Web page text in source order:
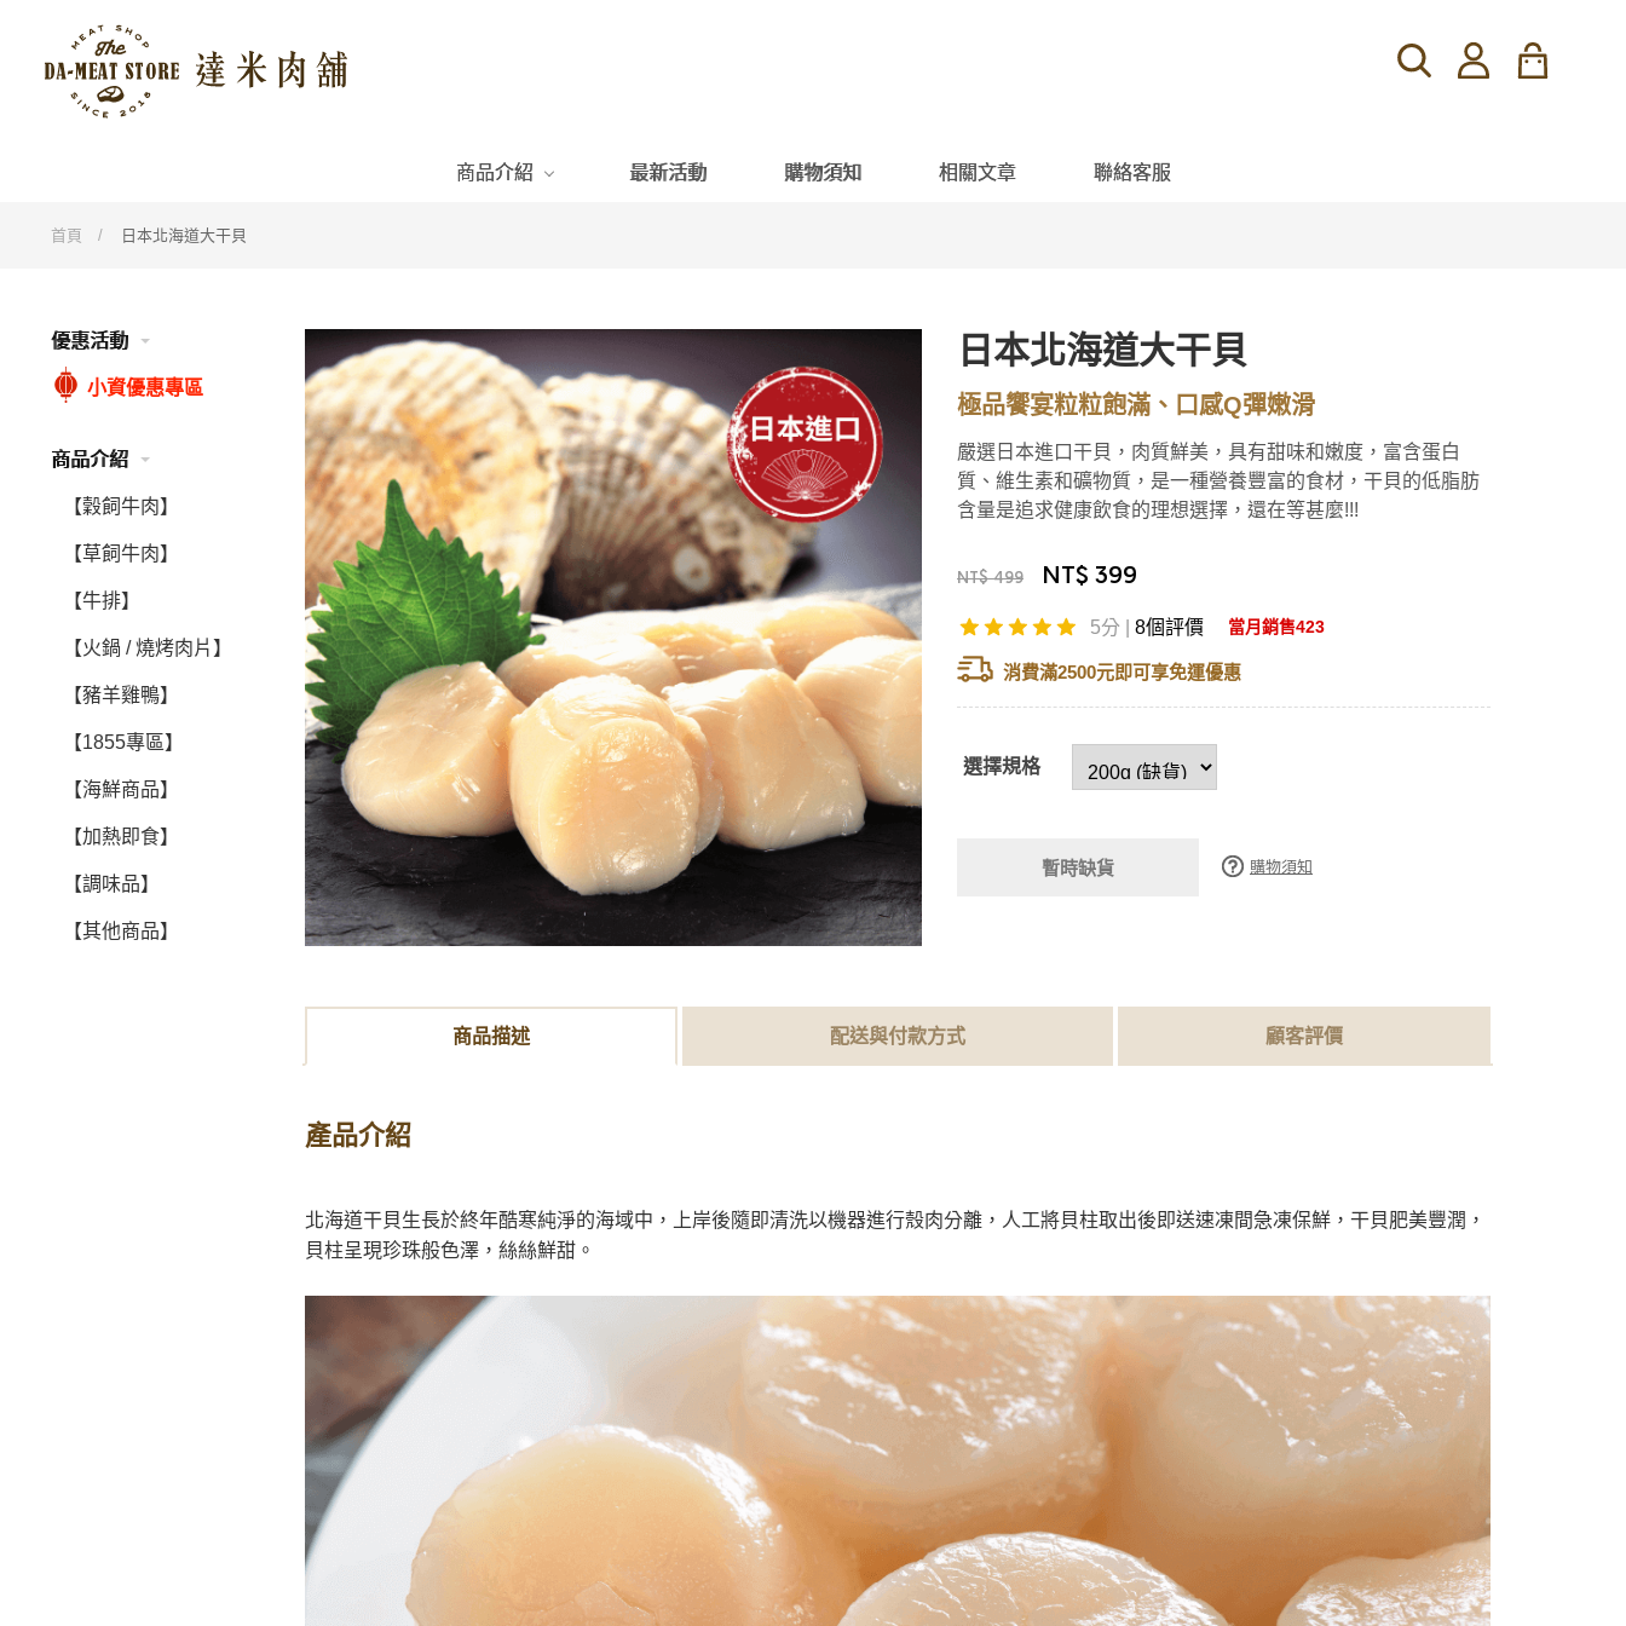
商品介紹 最新活動 購物須知 相關文章 聯絡客服
首頁 日本北海道大干貝
優惠活動
小資優惠專區
商品介紹
【穀飼牛肉】
【草飼牛肉】
【牛排】
【火鍋 / 燒烤肉片】
【豬羊雞鴨】
【1855專區】
【海鮮商品】
【加熱即食】
【調味品】
【其他商品】
日本北海道大干貝
極品饗宴粒粒飽滿、口感Q彈嫩滑
嚴選日本進口干貝，肉質鮮美，具有甜味和嫩度，富含蛋白
質、維生素和礦物質，是一種營養豐富的食材，干貝的低脂肪
含量是追求健康飲食的理想選擇，還在等甚麼!!!
NT$ 499 NT$ 399
5分 | 8個評價 當月銷售423
消費滿2500元即可享免運優惠
選擇規格
暫時缺貨 購物須知
商品描述 配送與付款方式 顧客評價
產品介紹
北海道干貝生長於終年酷寒純淨的海域中，上岸後隨即清洗以機器進行殼肉分離，人工將貝柱取出後即送速凍間急凍保鮮，干貝肥美豐潤，
貝柱呈現珍珠般色澤，絲絲鮮甜。